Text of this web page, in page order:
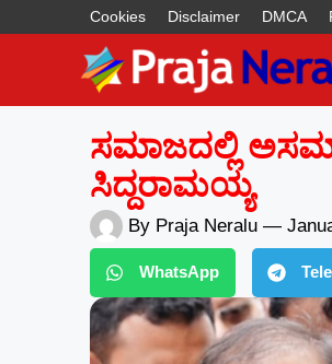
Cookies Disclaimer DMCA
ಸಮಾಜದಲ್ಲಿ
ಸಿದ್ದರಾಮಯ್ಯ
By Praja Neralu —
WhatsApp